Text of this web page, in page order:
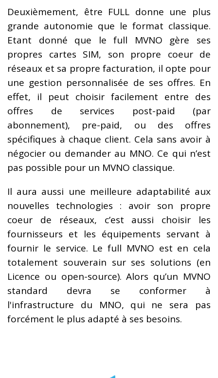
Deuxièmement, être FULL donne une plus
grande autonomie que le format classique.
Etant donné que le full MVNO gère ses
propres cartes SIM, son propre coeur de
réseaux et sa propre facturation, il opte pour
une gestion personnalisée de ses offres. En
effet, il peut choisir facilement entre des
offres de services post-paid (par
abonnement), pre-paid, ou des offres
spécifiques à chaque client. Cela sans avoir à
négocier ou demander au MNO. Ce qui n’est
pas possible pour un MVNO classique.
Il aura aussi une meilleure adaptabilité aux
nouvelles technologies : avoir son propre
coeur de réseaux, c’est aussi choisir les
fournisseurs et les équipements servant à
fournir le service. Le full MVNO est en cela
totalement souverain sur ses solutions (en
Licence ou open-source). Alors qu’un MVNO
standard devra se conformer à
l'infrastructure du MNO, qui ne sera pas
forcément le plus adapté à ses besoins.